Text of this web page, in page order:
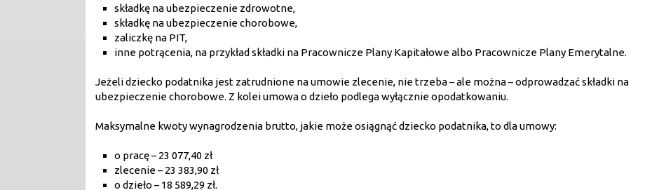
składkę na ubezpieczenie zdrowotne,
składkę na ubezpieczenie chorobowe,
zaliczkę na PIT,
inne potrącenia, na przykład składki na Pracownicze Plany Kapitałowe albo Pracownicze Plany Emerytalne.
Jeżeli dziecko podatnika jest zatrudnione na umowie zlecenie, nie trzeba – ale można – odprowadzać składki na
ubezpieczenie chorobowe. Z kolei umowa o dzieło podlega wyłącznie opodatkowaniu.
Maksymalne kwoty wynagrodzenia brutto, jakie może osiągnąć dziecko podatnika, to dla umowy:
o pracę – 23 077,40 zł
zlecenie – 23 383,90 zł
o dzieło – 18 589,29 zł.